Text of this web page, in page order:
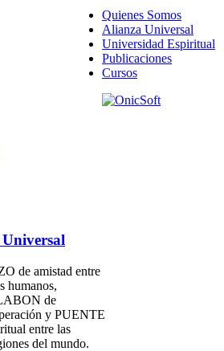
de amistad entre
humanos,
de
y PUENTE
entre las
del mundo.
Quienes Somos
Alianza Universal
Universidad Espiritual
Publicaciones
Cursos